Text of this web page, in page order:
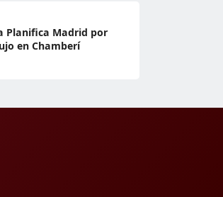
Planifica Madrid por
en Chamberí